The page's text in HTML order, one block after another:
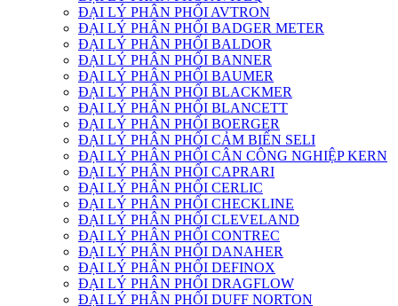
ĐẠI LÝ PHÂN PHỐI AVTRON
ĐẠI LÝ PHÂN PHỐI BADGER METER
ĐẠI LÝ PHÂN PHỐI BALDOR
ĐẠI LÝ PHÂN PHỐI BANNER
ĐẠI LÝ PHÂN PHỐI BAUMER
ĐẠI LÝ PHÂN PHỐI BLACKMER
ĐẠI LÝ PHÂN PHỐI BLANCETT
ĐẠI LÝ PHÂN PHỐI BOERGER
ĐẠI LÝ PHÂN PHỐI CẢM BIẾN SELI
ĐẠI LÝ PHÂN PHỐI CÂN CÔNG NGHIỆP KERN
ĐẠI LÝ PHÂN PHỐI CAPRARI
ĐẠI LÝ PHÂN PHỐI CERLIC
ĐẠI LÝ PHÂN PHỐI CHECKLINE
ĐẠI LÝ PHÂN PHỐI CLEVELAND
ĐẠI LÝ PHÂN PHỐI CONTREC
ĐẠI LÝ PHÂN PHỐI DANAHER
ĐẠI LÝ PHÂN PHỐI DEFINOX
ĐẠI LÝ PHÂN PHỐI DRAGFLOW
ĐẠI LÝ PHÂN PHỐI DUFF NORTON